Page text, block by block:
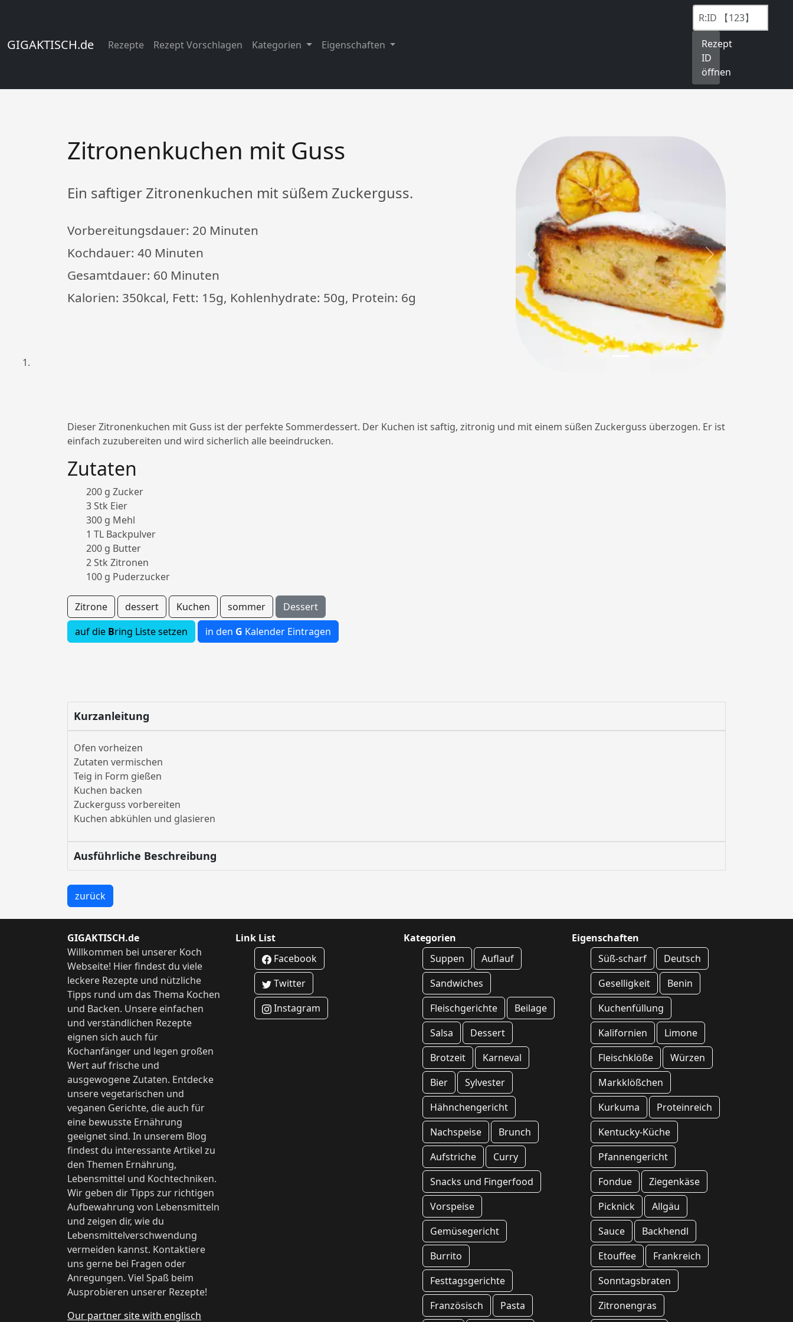
GIGAKTISCH.de Rezepte Rezept Vorschlagen Kategorien Eigenschaften
Rezept
ID
öffnen
Zitronenkuchen mit Guss
Ein saftiger Zitronenkuchen mit süßem Zuckerguss.
Vorbereitungsdauer: 20 Minuten
Kochdauer: 40 Minuten
Gesamtdauer: 60 Minuten
Kalorien: 350kcal, Fett: 15g, Kohlenhydrate: 50g, Protein: 6g
Previous Next
Dieser Zitronenkuchen mit Guss ist der perfekte Sommerdessert. Der Kuchen ist saftig, zitronig und mit einem süßen Zuckerguss überzogen. Er ist
einfach zuzubereiten und wird sicherlich alle beeindrucken.
Zutaten
200 g Zucker
3 Stk Eier
300 g Mehl
1 TL Backpulver
200 g Butter
2 Stk Zitronen
100 g Puderzucker
Zitrone dessert Kuchen sommer
Dessert
auf die Bring Liste setzen in den G Kalender Eintragen
Kurzanleitung
Ofen vorheizen
Zutaten vermischen
Teig in Form gießen
Kuchen backen
Zuckerguss vorbereiten
Kuchen abkühlen und glasieren
Ausführliche Beschreibung
zurück
GIGAKTISCH.de
Willkommen bei unserer Koch
Webseite! Hier findest du viele
leckere Rezepte und nützliche
Tipps rund um das Thema Kochen
und Backen. Unsere einfachen
und verständlichen Rezepte
eignen sich auch für
Kochanfänger und legen großen
Wert auf frische und
ausgewogene Zutaten. Entdecke
unsere vegetarischen und
veganen Gerichte, die auch für
eine bewusste Ernährung
geeignet sind. In unserem Blog
findest du interessante Artikel zu
den Themen Ernährung,
Lebensmittel und Kochtechniken.
Wir geben dir Tipps zur richtigen
Aufbewahrung von Lebensmitteln
und zeigen dir, wie du
Lebensmittelverschwendung
vermeiden kannst. Kontaktiere
uns gerne bei Fragen oder
Anregungen. Viel Spaß beim
Ausprobieren unserer Rezepte!
Our partner site with englisch
Link List
Facebook
Twitter
Instagram
Kategorien
Suppen
Auflauf
Sandwiches
Fleischgerichte
Beilage
Salsa
Dessert
Brotzeit
Karneval
Bier
Sylvester
Hähnchengericht
Nachspeise
Brunch
Aufstriche
Curry
Snacks und Fingerfood
Vorspeise
Gemüsegericht
Burrito
Festtagsgerichte
Französisch
Pasta
Eigenschaften
Süß-scharf
Deutsch
Geselligkeit
Benin
Kuchenfüllung
Kalifornien
Limone
Fleischklöße
Würzen
Markklößchen
Kurkuma
Proteinreich
Kentucky-Küche
Pfannengericht
Fondue
Ziegenkäse
Picknick
Allgäu
Sauce
Backhendl
Etouffee
Frankreich
Sonntagsbraten
Zitronengras